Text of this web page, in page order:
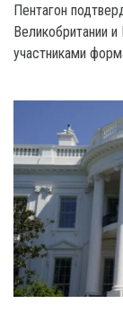
Пентагон
Великобритании
участниками